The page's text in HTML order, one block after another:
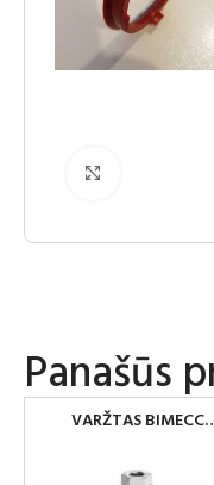
Panašūs
VARŽTAS BIMECC
60°